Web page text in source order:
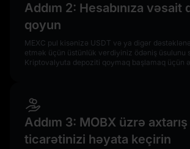
Addım 2: Hesabınıza vəsait
qoyun
MEXC pul kisənizə USDT və ya digər
etmək üçün üstünlük verdiyiniz ödəniş üsulunu
Kriptovalyuta depoziti qoymaq başlamaq üçün
Addım 3: MOBX üzrə
ticarətinizi həyata keçirin